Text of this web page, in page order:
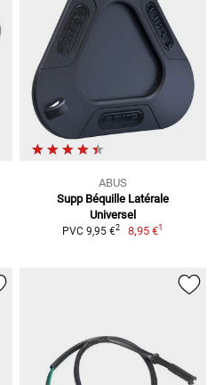
ABUS
Supp Béquille Latérale
Universel
PVC 9,95 €2 8,95 €1